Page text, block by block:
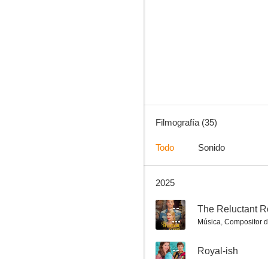
Volver en primavera
4.0
Filmografía (35)
Todo Sonido
2025
-- The Reluctant
Música, Compositor
-- Royal-ish